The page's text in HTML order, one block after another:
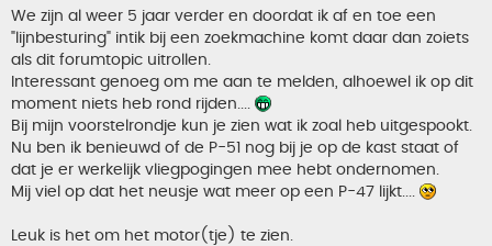
r
c
h
We zijn al weer 5 jaar verder en doordat ik af en toe een
"lijnbesturing" intik bij een zoekmachine komt daar dan zoiets
als dit forumtopic uitrollen.
Interessant genoeg om me aan te melden, alhoewel ik op dit
moment niets heb rond rijden....
Bij mijn voorstelrondje kun je zien wat ik zoal heb uitgespookt.
Nu ben ik benieuwd of de P-51 nog bij je op de kast staat of
dat je er werkelijk vliegpogingen mee hebt ondernomen.
Mij viel op dat het neusje wat meer op een P-47 lijkt....
Leuk is het om het motor(tje) te zien.